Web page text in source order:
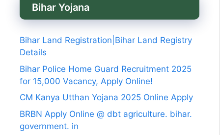
Bihar Yojana
Bihar Land Registration|Bihar Land Registry
Details
Bihar Police Home Guard Recruitment 2025
for 15,000 Vacancy, Apply Online!
CM Kanya Utthan Yojana 2025 Online Apply
BRBN Apply Online @ dbt agriculture. bihar.
government. in